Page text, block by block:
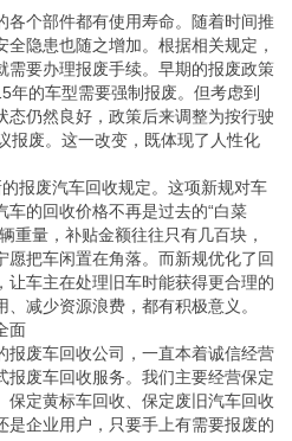
各个部件都有使用寿命。随着时间推
隐患也随之增加。根据相关规定，
需要办理报废手续。早期的报废政策
年的车型需要强制报废。但考虑到
态仍然良好，政策后来调整为按行驶
报废。这一改变，既体现了人性化
报废汽车回收规定。这项新规对车
车的回收价格不再是过去的“白菜
重量，补贴金额往往只有几百块，
愿把车闲置在角落。而新规优化了回
让车主在处理旧车时能获得更合理的
减少资源浪费，都有积极意义。
面
报废车回收公司，一直本着诚信经营
报废车回收服务。我们主要经营保定
保定黄标车回收、保定废旧汽车回收
是企业用户，只要手上有需要报废的